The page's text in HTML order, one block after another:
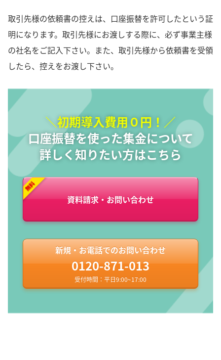
取引先様の依頼書の控えは、口座振替を許可したという証
明になります。取引先様にお渡しする際に、必ず事業主様
の社名をご記入下さい。また、取引先様から依頼書を受領
したら、控えをお渡し下さい。
＼初期導入費用０円！／
口座振替を使った集金について
詳しく知りたい方はこちら
資料請求・お問い合わせ
新規・お電話でのお問い合わせ
0120-871-013
受付時間：平日9:00~17:00